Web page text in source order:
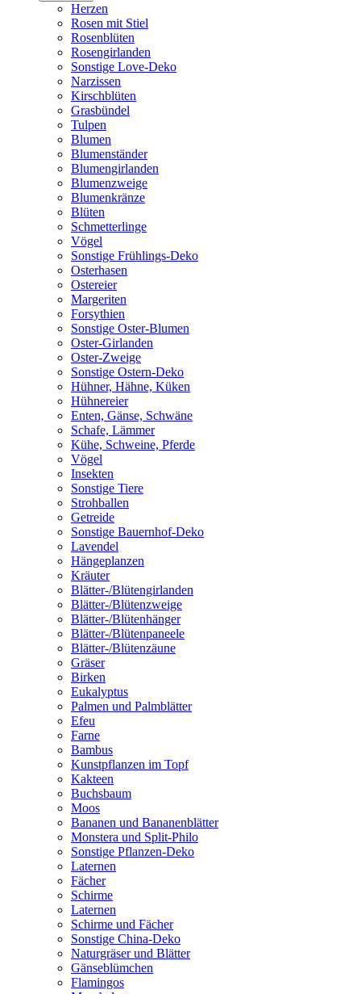
Herzen
Rosen mit Stiel
Rosenblüten
Rosengirlanden
Sonstige Love-Deko
Narzissen
Kirschblüten
Grasbündel
Tulpen
Blumen
Blumenständer
Blumengirlanden
Blumenzweige
Blumenkränze
Blüten
Schmetterlinge
Vögel
Sonstige Frühlings-Deko
Osterhasen
Ostereier
Margeriten
Forsythien
Sonstige Oster-Blumen
Oster-Girlanden
Oster-Zweige
Sonstige Ostern-Deko
Hühner, Hähne, Küken
Hühnereier
Enten, Gänse, Schwäne
Schafe, Lämmer
Kühe, Schweine, Pferde
Vögel
Insekten
Sonstige Tiere
Strohballen
Getreide
Sonstige Bauernhof-Deko
Lavendel
Hängeplanzen
Kräuter
Blätter-/Blütengirlanden
Blätter-/Blütenzweige
Blätter-/Blütenhänger
Blätter-/Blütenpaneele
Blätter-/Blütenzäune
Gräser
Birken
Eukalyptus
Palmen und Palmblätter
Efeu
Farne
Bambus
Kunstpflanzen im Topf
Kakteen
Buchsbaum
Moos
Bananen und Bananenblätter
Monstera und Split-Philo
Sonstige Pflanzen-Deko
Laternen
Fächer
Schirme
Laternen
Schirme und Fächer
Sonstige China-Deko
Naturgräser und Blätter
Gänseblümchen
Flamingos